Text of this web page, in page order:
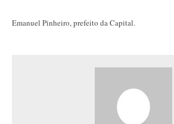
Emanuel Pinheiro, prefeito da Capital.